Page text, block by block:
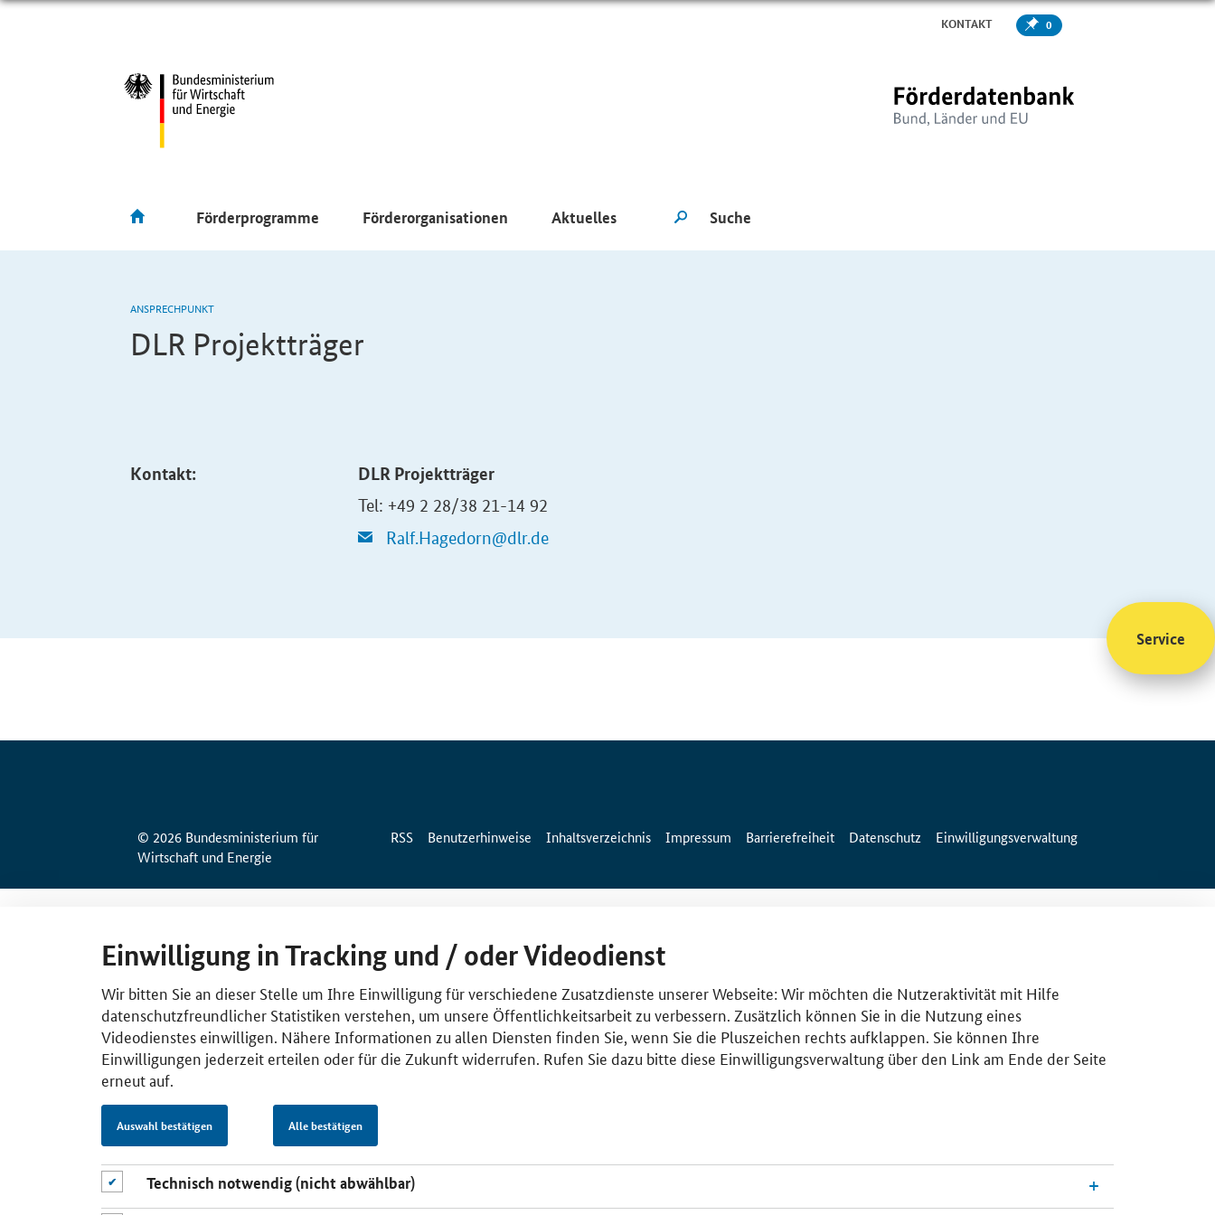
KONTAKT 0
Förderprogramme Förderorganisationen Aktuelles
ANSPRECHPUNKT
DLR Projektträger
Kontakt: DLR Projektträger
Tel: +49 2 28/38 21-14 92
Ralf.Hagedorn@dlr.de
Service
© 2026 Bundesministerium für
Wirtschaft und Energie
RSS Benutzerhinweise Inhaltsverzeichnis Impressum Barrierefreiheit Datenschutz Einwilligungsverwaltung
Einwilligung in Tracking und / oder Videodienst
Wir bitten Sie an dieser Stelle um Ihre Einwilligung für verschiedene Zusatzdienste unserer Webseite: Wir möchten die Nutzeraktivität mit Hilfe
datenschutzfreundlicher Statistiken verstehen, um unsere Öffentlichkeitsarbeit zu verbessern. Zusätzlich können Sie in die Nutzung eines
Videodienstes einwilligen. Nähere Informationen zu allen Diensten finden Sie, wenn Sie die Pluszeichen rechts aufklappen. Sie können Ihre
Einwilligungen jederzeit erteilen oder für die Zukunft widerrufen. Rufen Sie dazu bitte diese Einwilligungsverwaltung über den Link am Ende der Seite
erneut auf.
Auswahl bestätigen Alle bestätigen
Technisch notwendig (nicht abwählbar)